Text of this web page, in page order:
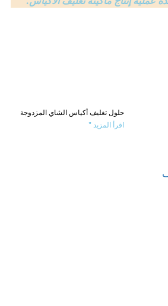
حلول تغليف أكياس الشاي المزدوجة
اقرأ المزيد "